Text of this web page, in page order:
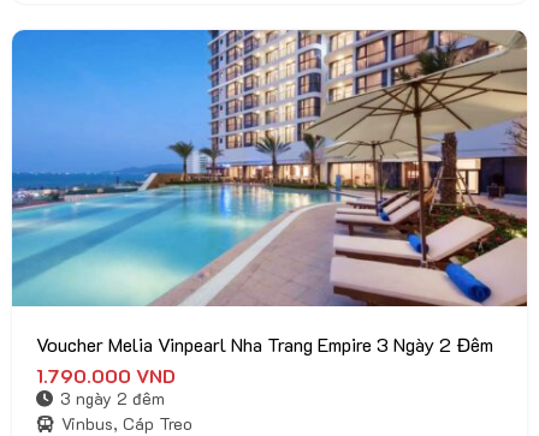
Voucher Melia Vinpearl Nha Trang Empire 3 Ngày 2 Đêm
1.790.000 VND
3 ngày 2 đêm
Vinbus, Cáp Treo